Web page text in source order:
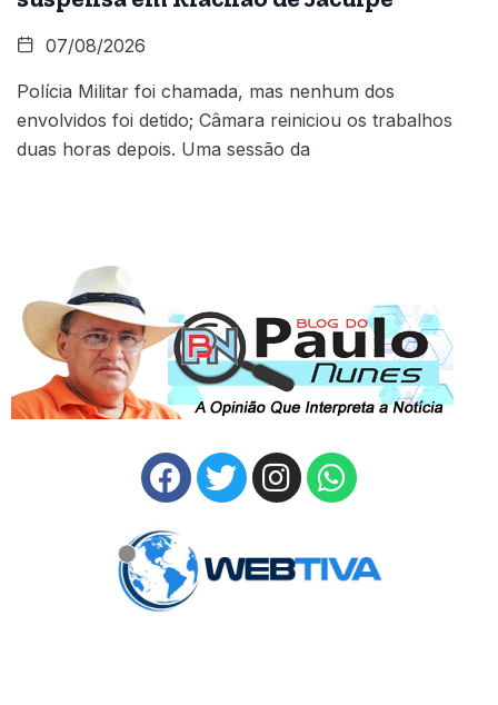
07/08/2026
Polícia Militar foi chamada, mas nenhum dos
envolvidos foi detido; Câmara reiniciou os trabalhos
duas horas depois. Uma sessão da